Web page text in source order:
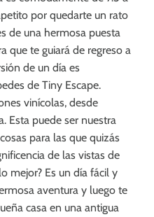
por quedarte un rato
de una hermosa puesta
que te guiará de regreso a
de un día es
de Tiny Escape.
vinícolas, desde
Esta puede ser nuestra
para las que quizás
de las vistas de
mejor? Es un día fácil y
aventura y luego te
casa en una antigua